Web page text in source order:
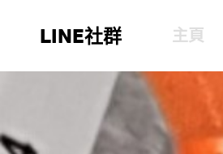
LINE社群 主頁